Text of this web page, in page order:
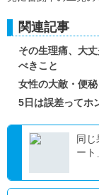
関連記事
その生理痛、大
べきこと
女性の大敵・便
5日は誤差ってホ
同じ
ート